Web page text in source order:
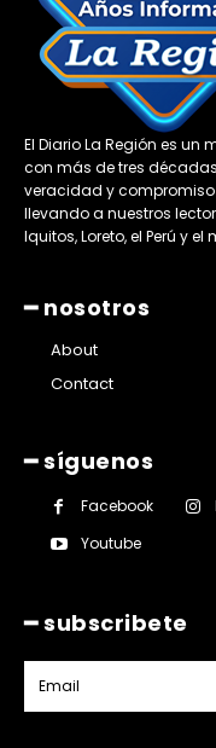
El Diario La Región es
con más de tres
veracidad y
llevando a nuestros
Iquitos, Loreto, el Perú y el
━ nosotros
About
Contact
━ síguenos
Facebook
Youtube
━ subscribete